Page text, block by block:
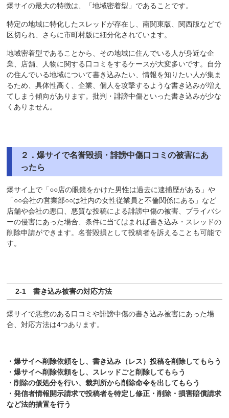
爆サイの最大の特徴は、「地域密着型」であることです。
特定の地域に特化したスレッドが存在し、南関東版、関西版などで
区切られ、さらに市町村版に細分化されています。
地域密着型であることから、その地域に住んでいる人が身近な企
業、店舗、人物に関する口コミをするケースが大変多いです。自分
の住んでいる地域について書き込みたい、情報を知りたい人が集ま
るため、具体性高く、企業、個人を攻撃するような書き込みが増え
てしまう傾向があります。批判・誹謗中傷といった書き込みが少な
くありません。
２．爆サイで名誉毀損・誹謗中傷口コミの被害にあ
ったら
爆サイ上で「○○店の眼鏡をかけた男性は過去に逮捕歴がある」や
「○○会社の営業部○○は社内の女性従業員と不倫関係にある」など
店舗や会社の悪口、悪質な投稿による誹謗中傷の被害、プライバシ
ーの侵害にあった場合、条件に当てはまれば書き込み・スレッドの
削除申請ができます。名誉毀損として投稿者を訴えることも可能で
す。
2-1 書き込み被害の対応方法
爆サイで悪意のある口コミや誹謗中傷の書き込み被害にあった場
合、対応方法は4つあります。
・爆サイへ削除依頼をし、書き込み（レス）投稿を削除してもらう
・爆サイへ削除依頼をし、スレッドごと削除してもらう
・削除の仮処分を行い、裁判所から削除命令を出してもらう
・発信者情報開示請求で投稿者を特定し修正・削除・損害賠償請求
など法的措置を行う